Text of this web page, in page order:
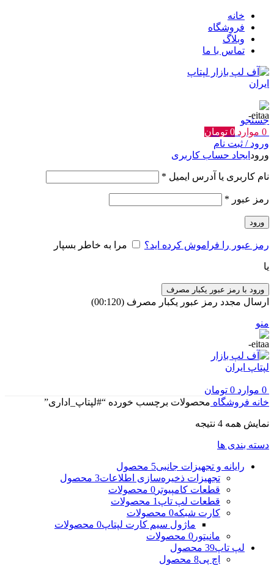
خانه
فروشگاه
وبلاگ
تماس با ما
جستجو
0 موارد 0 تومان
ورود / ثبت نام
ورود ایجاد حساب کاربری
نام کاربری یا آدرس ایمیل *
رمز عبور *
ورود
رمز عبور را فراموش کرده اید؟ مرا به خاطر بسپار
یا
ورود با رمز عبور یکبار مصرف
ارسال مجدد رمز عبور یکبار مصرف (00:
120
)
منو
0 موارد 0 تومان
خانه فروشگاه محصولات برچسب خورده “#لپتاپ_اداری”
نمایش همه 4 نتیجه
دسته بندی ها
رایانه و تجهیزات جانبی5 محصول
تجهیزات ذخیره‌سازی اطلاعات3 محصول
قطعات کامپیوتر 0 محصولات
قطعات لپ تاپ 1 محصولات
کارت شبکه0 محصولات
ماژول سیم کارت لپتاپ0 محصولات
مانیتور 0 محصولات
لپ تاپ39 محصول
اچ پی8 محصول